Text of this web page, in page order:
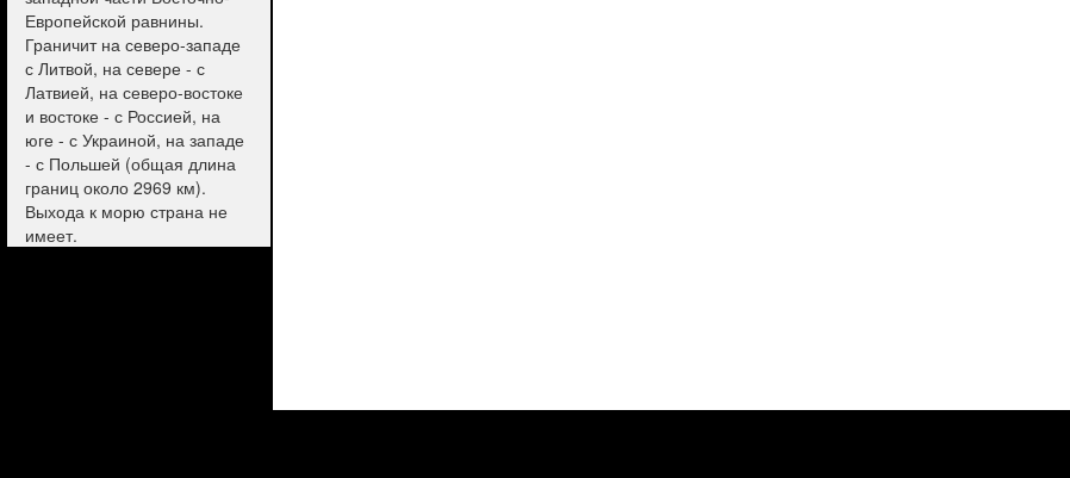
Европейской равнины.
Граничит на северо-западе
с Литвой, на севере - с
Латвией, на северо-востоке
и востоке - с Россией, на
юге - с Украиной, на западе
- с Польшей (общая длина
границ около 2969 км).
Выхода к морю страна не
имеет.